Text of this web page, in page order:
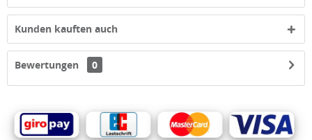
Kunden kauften auch
Bewertungen 0